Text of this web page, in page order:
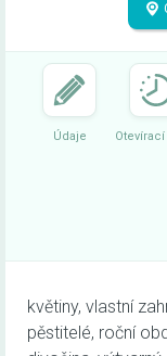
Údaje
květiny, vlastní
pěstitelé, roční